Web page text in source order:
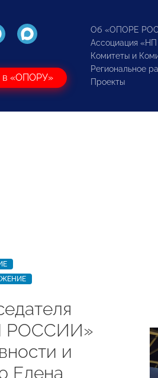
в «ОПОРУ»
Об «ОПОРЕ
Ассоциация
Комитеты и
Региональное
Проекты
РОССИИ»
и
Елена